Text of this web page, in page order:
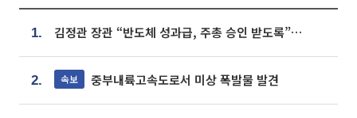
1. 김정관 장관 “반도체 성과급, 주총 승인 받도록”…상법·자본시장법 개정 시사
2. 속보 중부내륙고속도로서 미상 폭발물 발견